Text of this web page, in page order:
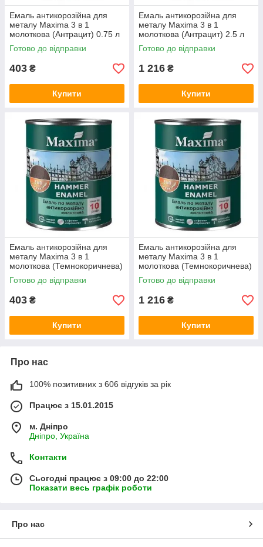
Емаль антикорозійна для
металу Maxima 3 в 1
молоткова (Антрацит) 0.75 л
Готово до відправки
403 ₴
Купити
Емаль антикорозійна для
металу Maxima 3 в 1
молоткова (Антрацит) 2.5 л
Готово до відправки
1 216 ₴
Купити
Емаль антикорозійна для
металу Maxima 3 в 1
молоткова (Темнокоричнева)
0.75 л
Готово до відправки
403 ₴
Купити
Емаль антикорозійна для
металу Maxima 3 в 1
молоткова (Темнокоричнева)
2.5 л
Готово до відправки
1 216 ₴
Купити
Про нас
100% позитивних з 606 відгуків за рік
Працює з 15.01.2015
м. Дніпро
Дніпро, Україна
Контакти
Сьогодні працює з 09:00 до 22:00
Показати весь графік роботи
Про нас